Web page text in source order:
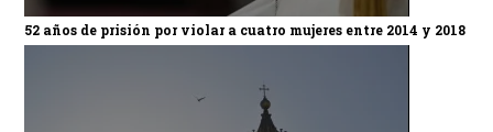
52 años de prisión por violar a cuatro mujeres entre 2014 y 2018